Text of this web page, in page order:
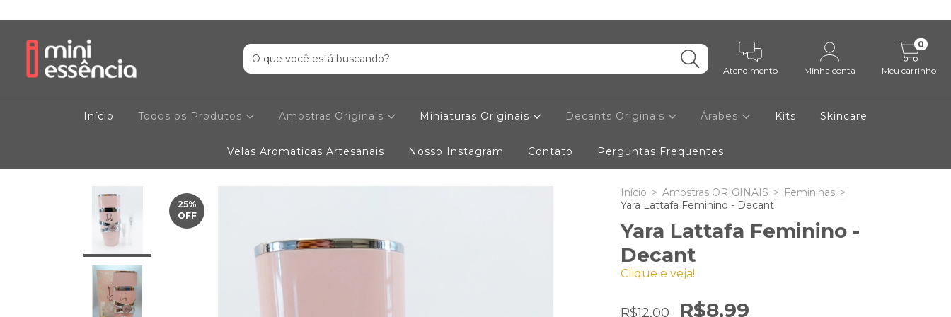
Atendimento Minha conta Meu carrinho
0
Início Todos os Produtos Amostras Originais Miniaturas Originais Decants Originais Árabes Kits Skincare
Velas Aromaticas Artesanais Nosso Instagram Contato Perguntas Frequentes
25%
OFF
Início > Amostras ORIGINAIS > Femininas >
Yara Lattafa Feminino - Decant
Yara Lattafa Feminino -
Decant
Clique e veja!
R$12,00 R$8,99